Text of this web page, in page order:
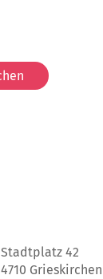
Stadtplatz 42
4710 Grieskirchen